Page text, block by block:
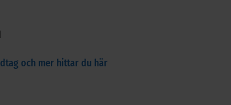
och mer hittar du här